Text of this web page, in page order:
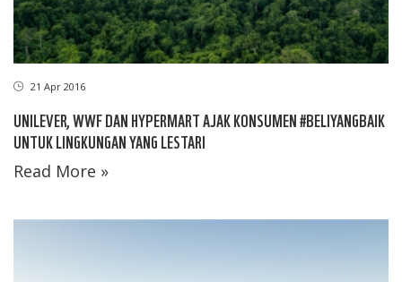
21 Apr 2016
UNILEVER, WWF DAN HYPERMART AJAK KONSUMEN #BELIYANGBAIK
UNTUK LINGKUNGAN YANG LESTARI
Read More »